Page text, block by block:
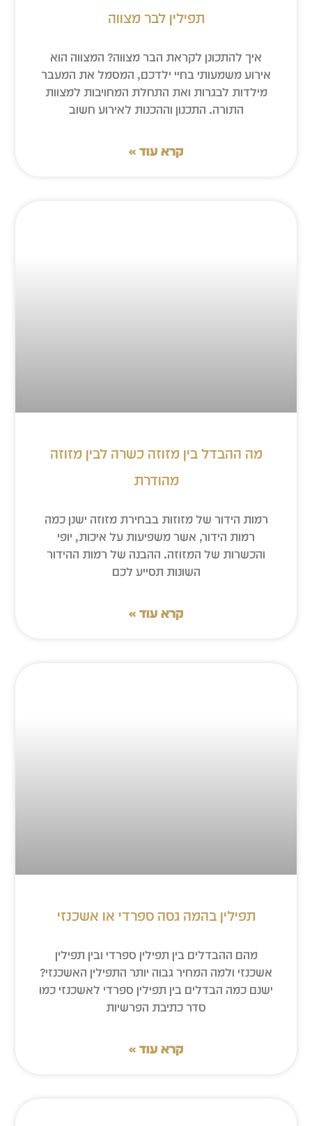
תפילין לבר מצווה
איך להתכונן לקראת הבר מצווה? המצווה הוא
אירוע משמעותי בחיי ילדכם, המסמל את המעבר
מילדות לבגרות ואת התחלת המחויבות למצוות
התורה. התכנון וההכנות לאירוע חשוב
קרא עוד »
מה ההבדל בין מזוזה כשרה לבין מזוזה
מהודרת
רמות הידור של מזוזות בבחירת מזוזה ישנן כמה
רמות הידור, אשר משפיעות על איכות, יופי
והכשרות של המזוזה. ההבנה של רמות ההידור
השונות תסייע לכם
קרא עוד »
תפילין בהמה גסה ספרדי או אשכנזי
מהם ההבדלים בין תפילין ספרדי ובין תפילין
אשכנזי ולמה המחיר גבוה יותר התפילין האשכנזי?
ישנם כמה הבדלים בין תפילין ספרדי לאשכנזי כמו
סדר כתיבת הפרשיות
קרא עוד »